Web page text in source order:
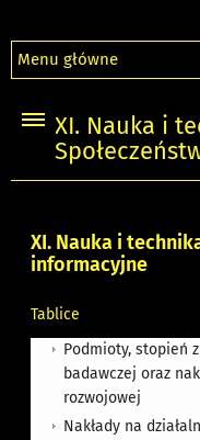
Menu główne
XI. Nauka i
XI. Nauka i
informacyjne
Tablice
Podmioty, stopień
badawczej oraz
rozwojowej
Nakłady na